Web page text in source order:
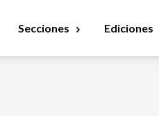
Secciones Ediciones